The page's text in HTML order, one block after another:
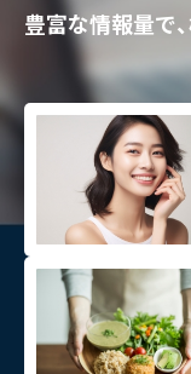
豊富な情報量で